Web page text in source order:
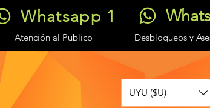
Whatsapp 1
Atención al Publico Desbloqueos y
UYU ($U)